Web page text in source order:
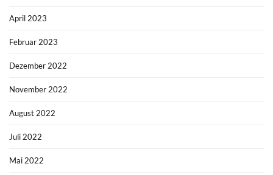
April 2023
Februar 2023
Dezember 2022
November 2022
August 2022
Juli 2022
Mai 2022